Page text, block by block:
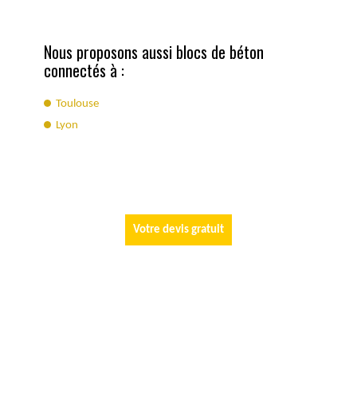
Nous proposons aussi blocs de béton
connectés à :
Toulouse
Lyon
Votre devis gratuit